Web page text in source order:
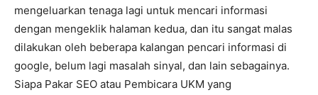
mengeluarkan tenaga lagi untuk mencari informasi
dengan mengeklik halaman kedua, dan itu sangat malas
dilakukan oleh beberapa kalangan pencari informasi di
google, belum lagi masalah sinyal, dan lain sebagainya.
Siapa Pakar SEO atau Pembicara UKM yang